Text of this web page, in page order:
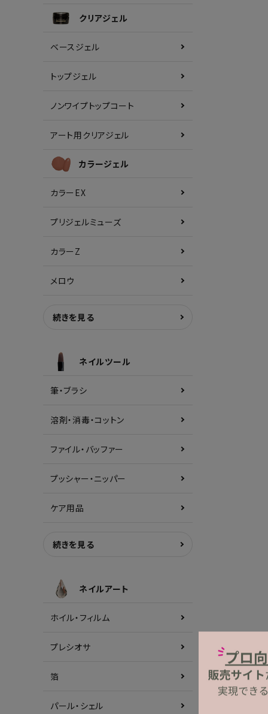
クリアジェル
ベースジェル
トップジェル
ノンワイプトップコート
アート用クリアジェル
カラージェル
カラーEX
プリジェルミューズ
カラーZ
メロウ
続きを見る
ネイルツール
筆・ブラシ
溶剤・消毒・コットン
ファイル・バッファー
プッシャー・ニッパー
ケア用品
続きを見る
ネイルアート
ホイル・フィルム
プレシオサ
箔
パール・シェル